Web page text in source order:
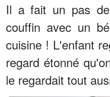
Il a fait un pas
couffin avec un
cuisine ! L'enfant
regard étonné
le regardait tout